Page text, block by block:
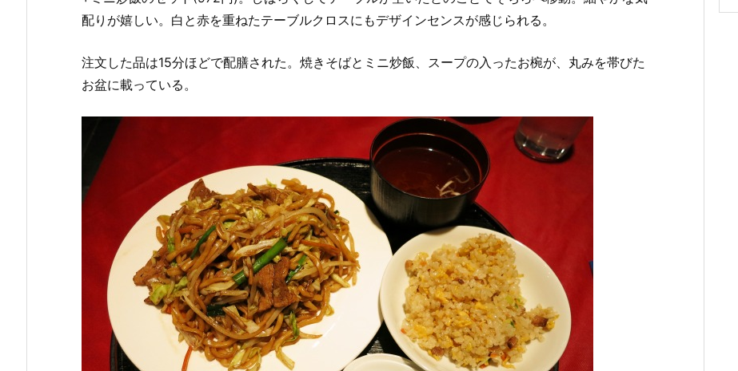
配りが嬉しい。白と赤を重ねたテーブルクロスにもデザインセンスが感じられる。
注文した品は15分ほどで配膳された。焼きそばとミニ炒飯、スープの入ったお椀が、丸みを帯びた
お盆に載っている。